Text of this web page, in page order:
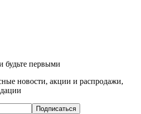
будьте первыми
новости, акции и распродажи,
Подписаться